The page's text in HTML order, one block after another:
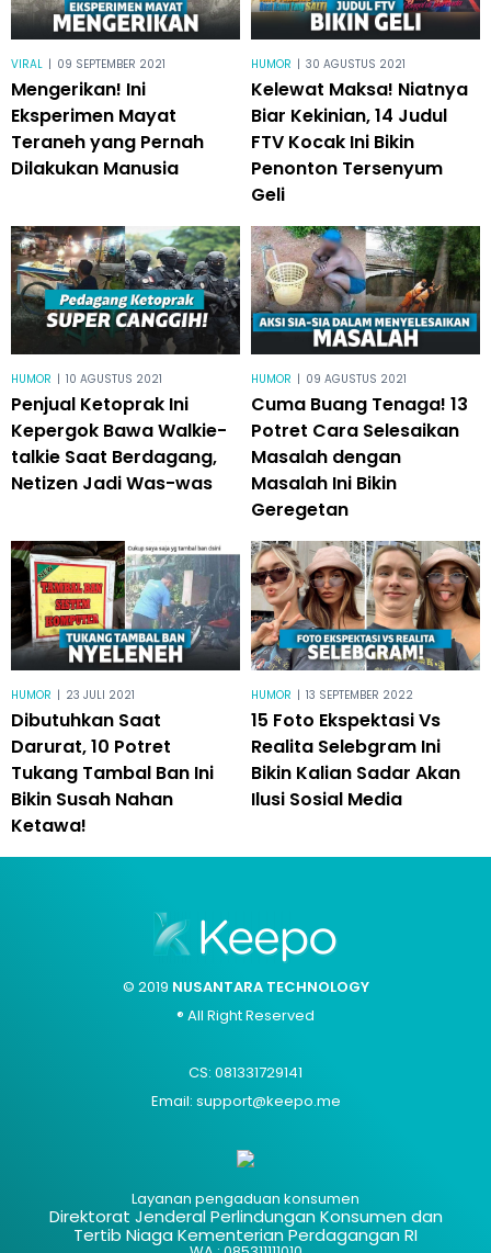
VIRAL | 09 SEPTEMBER 2021
Mengerikan! Ini
Eksperimen Mayat
Teraneh yang Pernah
Dilakukan Manusia
HUMOR | 30 AGUSTUS 2021
Kelewat Maksa! Niatnya
Biar Kekinian, 14 Judul
FTV Kocak Ini Bikin
Penonton Tersenyum
Geli
HUMOR | 10 AGUSTUS 2021
Penjual Ketoprak Ini
Kepergok Bawa Walkie-
talkie Saat Berdagang,
Netizen Jadi Was-was
HUMOR | 09 AGUSTUS 2021
Cuma Buang Tenaga! 13
Potret Cara Selesaikan
Masalah dengan
Masalah Ini Bikin
Geregetan
HUMOR | 23 JULI 2021
Dibutuhkan Saat
Darurat, 10 Potret
Tukang Tambal Ban Ini
Bikin Susah Nahan
Ketawa!
HUMOR | 13 SEPTEMBER 2022
15 Foto Ekspektasi Vs
Realita Selebgram Ini
Bikin Kalian Sadar Akan
Ilusi Sosial Media
© 2019 NUSANTARA TECHNOLOGY
® All Right Reserved
CS: 081331729141
Email: support@keepo.me
Layanan pengaduan konsumen
Direktorat Jenderal Perlindungan Konsumen dan
Tertib Niaga Kementerian Perdagangan RI